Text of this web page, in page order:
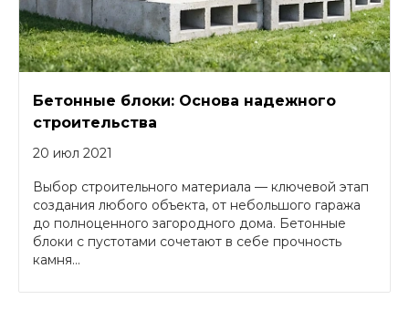
Бетонные блоки: Основа надежного
строительства
20 июл 2021
Выбор строительного материала — ключевой этап
создания любого объекта, от небольшого гаража
до полноценного загородного дома. Бетонные
блоки с пустотами сочетают в себе прочность
камня...